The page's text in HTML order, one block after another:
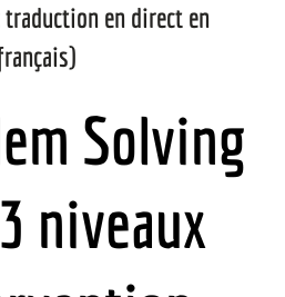
en direct en
Solving
niveaux